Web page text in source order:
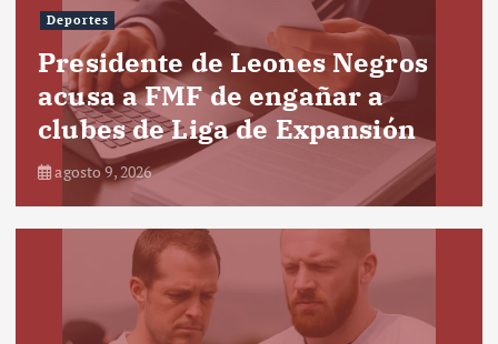
Deportes
Presidente de Leones Negros
acusa a FMF de engañar a
clubes de Liga de Expansión
agosto 9, 2026